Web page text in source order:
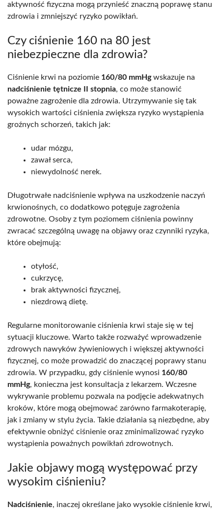
aktywność fizyczna mogą przynieść znaczną poprawę stanu
zdrowia i zmniejszyć ryzyko powikłań.
Czy ciśnienie 160 na 80 jest
niebezpieczne dla zdrowia?
Ciśnienie krwi na poziomie 160/80 mmHgwskazuje na
nadciśnienie tętnicze II stopnia, co może stanowić
poważne zagrożenie dla zdrowia. Utrzymywanie się tak
wysokich wartości ciśnienia zwiększa ryzyko wystąpienia
groźnych schorzeń, takich jak:
udar mózgu,
zawał serca,
niewydolność nerek.
Długotrwałe nadciśnienie wpływa na uszkodzenie naczyń
krwionośnych, co dodatkowo potęguje zagrożenia
zdrowotne. Osoby z tym poziomem ciśnienia powinny
zwracać szczególną uwagę na objawy oraz czynniki ryzyka,
które obejmują:
otyłość,
cukrzycę,
brak aktywności fizycznej,
niezdrową dietę.
Regularne monitorowanie ciśnienia krwi staje się w tej
sytuacji kluczowe. Warto także rozważyć wprowadzenie
zdrowych nawyków żywieniowych i większej aktywności
fizycznej, co może prowadzić do znaczącej poprawy stanu
zdrowia. W przypadku, gdy ciśnienie wynosi 160/80
mmHg, konieczna jest konsultacja z lekarzem. Wczesne
wykrywanie problemu pozwala na podjęcie adekwatnych
kroków, które mogą obejmować zarówno farmakoterapię,
jak i zmiany w stylu życia. Takie działania są niezbędne, aby
efektywnie obniżyć ciśnienie oraz zminimalizować ryzyko
wystąpienia poważnych powikłań zdrowotnych.
Jakie objawy mogą występować przy
wysokim ciśnieniu?
Nadciśnienie, inaczej określane jako wysokie ciśnienie krwi,